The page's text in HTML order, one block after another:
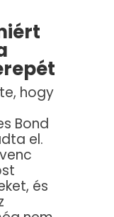
hogy
Bond
el.
és